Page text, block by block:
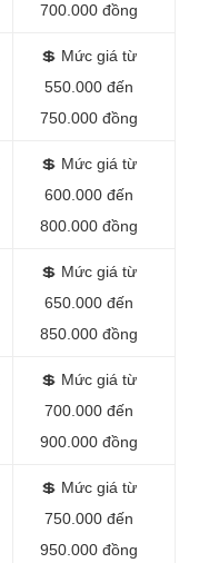
700.000 đồng
💲 Mức giá từ
550.000 đến
750.000 đồng
💲 Mức giá từ
600.000 đến
800.000 đồng
💲 Mức giá từ
650.000 đến
850.000 đồng
💲 Mức giá từ
700.000 đến
900.000 đồng
💲 Mức giá từ
750.000 đến
950.000 đồng